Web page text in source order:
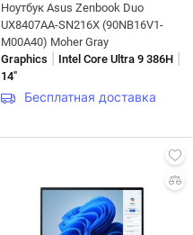
Ноутбук Asus Zenbook Duo
UX8407AA-SN216X (90NB16V1-
M00A40) Moher Gray
Graphics
Intel Core Ultra 9 386H
14"
Бесплатная доставка